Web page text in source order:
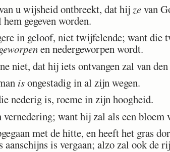
u wijsheid ontbreekt, dat hijzevan
gegeven worden.
in geloof, niet twijfelende; want die
geworpenen nedergeworpen wordt.
niet, dat hij iets ontvangen zal van
isongestadig in al zijn wegen.
nederig is, roeme in zijn hoogheid.
want hij zal als een bloem
met de hitte, en heeft het gras
aanschijns is vergaan; alzo zal ook de